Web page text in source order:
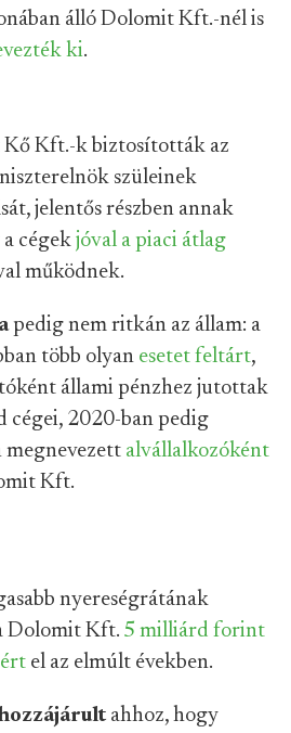
álló Dolomit Kft.-nél is
ki.
Kő Kft.-k biztosították az
szüleinek
jelentős részben annak
cégek jóval a piaci átlag
működnek.
pedig nem ritkán az állam: a
több olyan esetet feltárt,
állami pénzhez jutottak
cégei, 2020-ban pedig
megnevezett alvállalkozóként
Kft.
nyereségrátának
Dolomit Kft. 5 milliárd forint
el az elmúlt években.
ahhoz, hogy